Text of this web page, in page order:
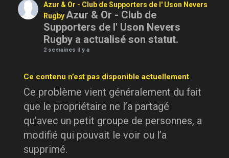
Azur & Or - Club de Supporters de l' Uson Nevers
RugbyAzur & Or - Club de
Supporters de l' Uson Nevers
Rugby a actualisé son statut.
2 semaines il y a
Ce contenu n’est pas disponible actuellement
Ce problème vient généralement du fait
que le propriétaire ne l’a partagé
qu’avec un petit groupe de personnes, a
modifié qui pouvait le voir ou l’a
supprimé.